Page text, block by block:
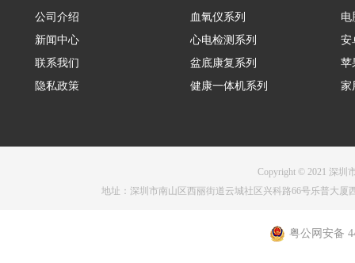
公司介绍
新闻中心
联系我们
隐私政策
血氧仪系列
心电检测系列
盆底康复系列
健康一体机系列
电
安
苹
家
Copyright © 2021 深圳
地址：深圳市南山区西丽街道云城社区兴科路66号乐普大厦
粤公网安备